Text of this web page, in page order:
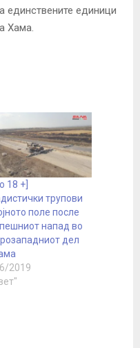
единствените единици
Хама.
18 +]
трупови
поле после
напад во
дел
2019